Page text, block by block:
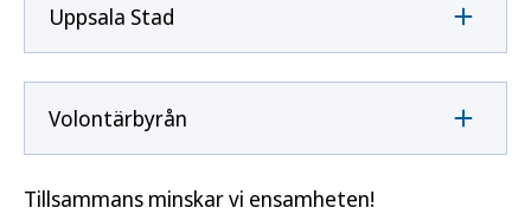
Uppsala Stad
Volontärbyrån
Tillsammans minskar vi ensamheten!